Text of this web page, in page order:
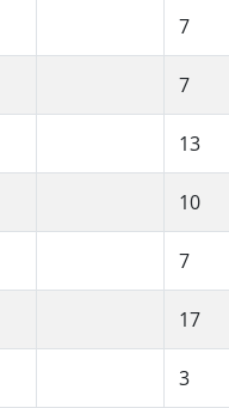
7
7
13
10
7
17
3